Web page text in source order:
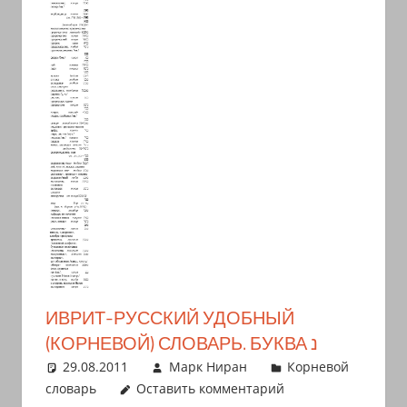
иврите
арамейском.
Поговорки
пословицы
транскрипцией
арабском,
иврите
Кулинарные
рецепты
новости
ИВРИТ-РУССКИЙ УДОБНЫЙ
(КОРНЕВОЙ) СЛОВАРЬ. БУКВА נ
29.08.2011 Марк Ниран
Корневой
словарь
Оставить комментарий